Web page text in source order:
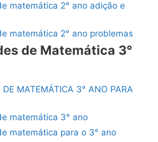
matemática 2° ano adição e
matemática 2° ano problemas
de Matemática 3°
DE MATEMÁTICA 3° ANO PARA
matemática 3° ano
matemática para o 3° ano